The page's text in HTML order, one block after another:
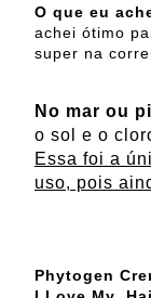
O que eu
achei ótimo
super na
No mar ou
o sol e o
Essa foi a
uso, pois
Phytogen